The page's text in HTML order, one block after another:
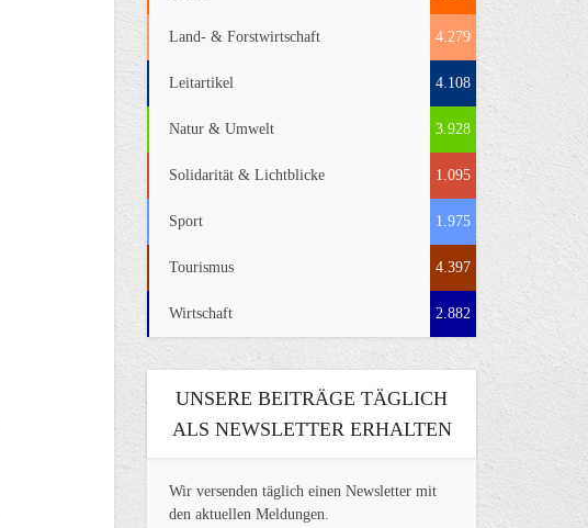
Land- & Forstwirtschaft 4.279
Leitartikel 4.108
Natur & Umwelt 3.928
Solidarität & Lichtblicke 1.095
Sport 1.975
Tourismus 4.397
Wirtschaft 2.882
UNSERE BEITRÄGE TÄGLICH
ALS NEWSLETTER ERHALTEN
Wir versenden täglich einen Newsletter mit
den aktuellen Meldungen.